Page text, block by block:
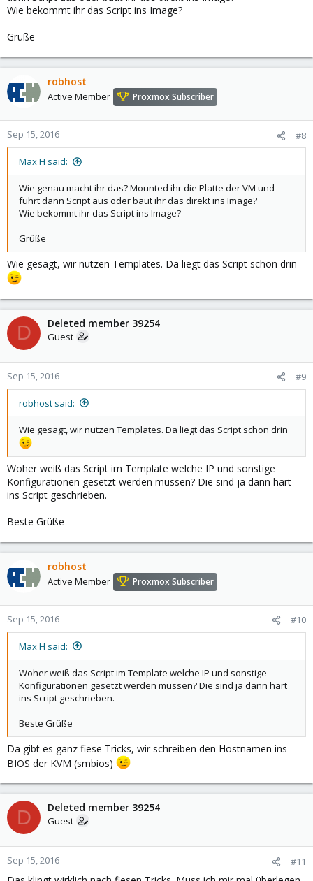
Wie bekommt ihr das Script ins Image?
Grüße
robhost
Active Member Proxmox Subscriber
Sep 15, 2016 #8
Max H said:
Wie genau macht ihr das? Mounted ihr die Platte der VM und
führt dann Script aus oder baut ihr das direkt ins Image?
Wie bekommt ihr das Script ins Image?
Grüße
Wie gesagt, wir nutzen Templates. Da liegt das Script schon drin
D Deleted member 39254
Guest
Sep 15, 2016 #9
robhost said:
Wie gesagt, wir nutzen Templates. Da liegt das Script schon drin
Woher weiß das Script im Template welche IP und sonstige
Konfigurationen gesetzt werden müssen? Die sind ja dann hart
ins Script geschrieben.
Beste Grüße
robhost
Active Member Proxmox Subscriber
Sep 15, 2016 #10
Max H said:
Woher weiß das Script im Template welche IP und sonstige
Konfigurationen gesetzt werden müssen? Die sind ja dann hart
ins Script geschrieben.
Beste Grüße
Da gibt es ganz fiese Tricks, wir schreiben den Hostnamen ins
BIOS der KVM (smbios)
D Deleted member 39254
Guest
Sep 15, 2016 #11